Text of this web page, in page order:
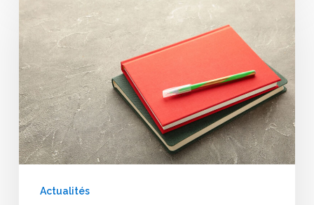
Registre
de
Sécurité
:
définition
Actualités